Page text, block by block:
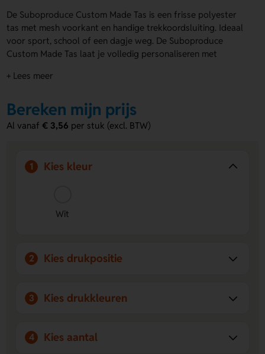
De Suboproduce Custom Made Tas is een frisse polyester
tas met mesh voorkant en handige trekkoordsluiting. Ideaal
voor sport, school of een dagje weg. De Suboproduce
Custom Made Tas laat je volledig personaliseren met
bij een strakke, opvallende look. Met een minimale afname
actie. Bestel of vraag een prijs op.
Voordelen van de Suboproduce Custom
Hele oppervlak te bedrukken.
Laat een logo, naam of
eigen ontwerp mooi en opvallend aanbrengen.
Opvallend in wit.
+ Lees meer
Bereken mijn prijs
Al vanaf€ 3,56 per stuk (excl. BTW)
1 Kies kleur
Wit
2 Kies drukpositie
3 Kies drukkleuren
4 Kies aantal